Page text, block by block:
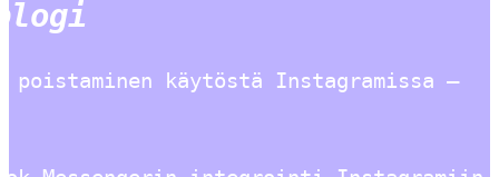
poistaminen käytöstä Instagramissa –